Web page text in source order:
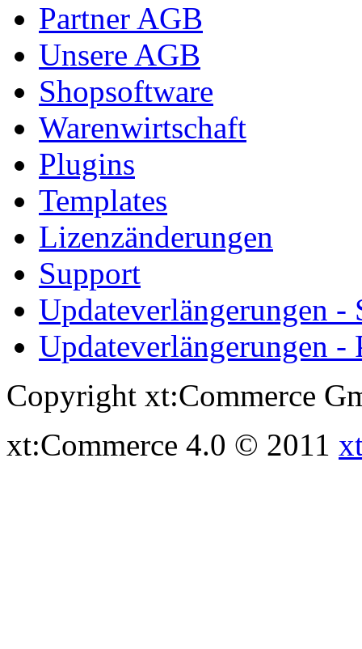
Partner AGB
Unsere AGB
Shopsoftware
Warenwirtschaft
Plugins
Templates
Lizenzänderungen
Support
Updateverlängerungen -
Updateverlängerungen -
Copyright xt:Commerce
xt:Commerce 4.0 © 2011